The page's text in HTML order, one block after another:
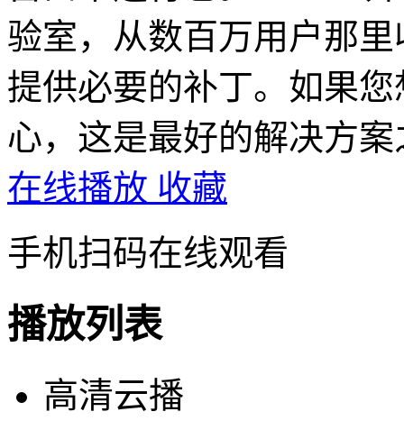
验室，从数百万用户那
提供必要的补丁。如果
心，这是最好的解决方案
在线播放 收藏
手机扫码在线观看
播放列表
高清云播